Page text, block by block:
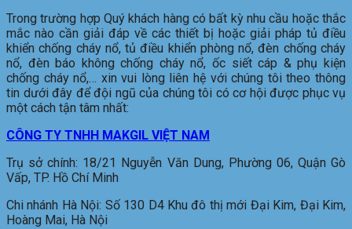
Trong trường hợp Quý khách hàng có bất kỳ nhu cầu hoặc thắc
mắc nào cần giải đáp về các thiết bị hoặc giải pháp tủ điều
khiển chống cháy nổ, tủ điều khiển phòng nổ, đèn chống cháy
nổ, đèn báo không chống cháy nổ, ốc siết cáp & phụ kiện
chống cháy nổ,… xin vui lòng liên hệ với chúng tôi theo thông
tin dưới đây để đội ngũ của chúng tôi có cơ hội được phục vụ
một cách tận tâm nhất:
CÔNG TY TNHH MAKGIL VIỆT NAM
Trụ sở chính: 18/21 Nguyễn Văn Dung, Phường 06, Quận Gò
Vấp, TP. Hồ Chí Minh
Chi nhánh Hà Nội: Số 130 D4 Khu đô thị mới Đại Kim, Đại Kim,
Hoàng Mai, Hà Nội